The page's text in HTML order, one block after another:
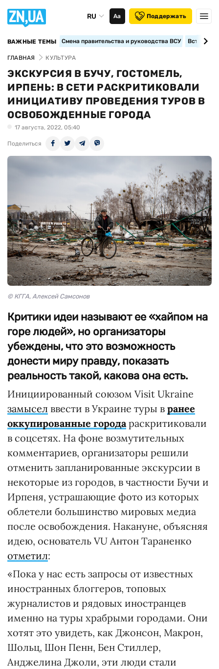
RU Аа Поддержать
ВАЖНЫЕ ТЕМЫ Смена правительства и руководства ВСУ
ГЛАВНАЯ КУЛЬТУРА
ЭКСКУРСИЯ В БУЧУ, ГОСТОМЕЛЬ,
ИРПЕНЬ: В СЕТИ РАСКРИТИКОВАЛИ
ИНИЦИАТИВУ ПРОВЕДЕНИЯ ТУРОВ В
ОСВОБОЖДЕННЫЕ ГОРОДА
17 августа, 2022, 05:40
Поделиться
© КГГА, Алексей Самсонов
Критики идеи называют ее «хайпом на
горе людей», но организаторы
убеждены, что это возможность
донести миру правду, показать
реальность такой, какова она есть.
Инициированный союзом Visit Ukraine
замысел ввести в Украине туры в ранее
оккупированные городараскритиковали
в соцсетях. На фоне возмутительных
комментариев, организаторы решили
отменить запланированные экскурсии в
некоторые из городов, в частности Бучи и
Ирпеня, устрашающие фото из которых
облетели большинство мировых медиа
после освобождения. Накануне, объясняя
идею, основатель VU Антон Тараненко
отметил:
«Пока у нас есть запросы от известных
иностранных блоггеров, топовых
журналистов и рядовых иностранцев
именно на туры храбрыми городами. Они
хотят это увидеть, как Джонсон, Макрон,
Шольц, Шон Пенн, Бен Стиллер,
Анджелина Джоли, эти люди стали